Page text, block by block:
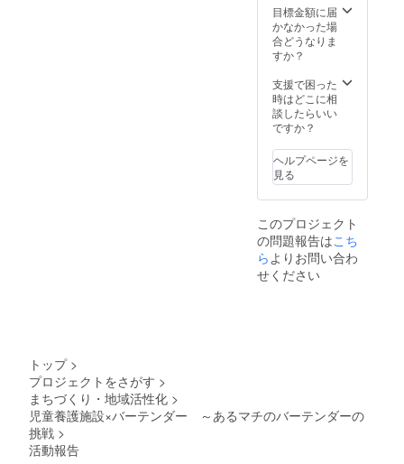
アル
コール
で提供
エッセ
イ本は
郵送さ
せてい
ます
は２年
間とさ
せてい
※「チ
ケッ
ト」か
「苺の
シロッ
プ」２
つのメ
ニュー
らご希
望のメ
ニュー
をお１
つ備考
まして
記載く
ださい
ませ ※
ケット
につき
まして
はご支
だいた
方に写
真を送
らせて
きま
す、そ
して御
来店の
際にそ
せ オリ
３つの
メ
ニュー
望のメ
ニュー
をお１
つご記
さいま
せ
※「チ
ケッ
「苺の
しずく
シロッ
プ」
「曜日
らご希
目標金額に届
かなかった場
合どうなりま
すか？
支援で困った
時はどこに相
談したらいい
ですか？
ヘルプページを
見る
このプロジェクト
の問題報告はこち
らよりお問い合わ
せください
トップ >
プロジェクトをさがす >
まちづくり・地域活性化 >
児童養護施設×バーテンダー ～あるマチのバーテンダーの
挑戦 >
活動報告